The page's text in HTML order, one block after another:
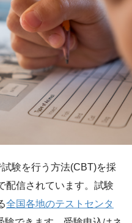
験を行う方法(CBT)を採
配信されています。試験
全国各地のテストセンタ